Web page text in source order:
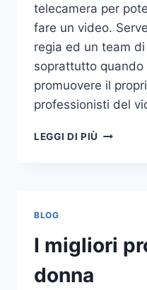
telecamera per
fare un video.
regia ed un team
soprattutto quando
promuovere il
professionisti del
LEGGI DI PIÙ
VIDEO
BLOG
I migliori
donna